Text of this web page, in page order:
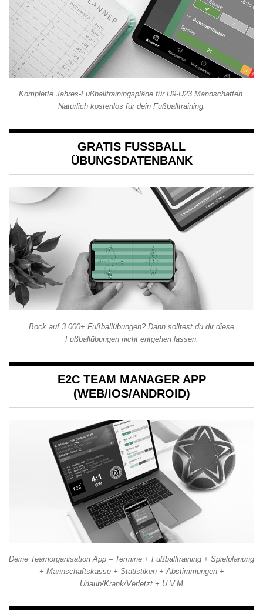
Komplette Jahres-Fußballtrainingspläne für U9-U23 Mannschaften.
Natürlich kostenlos für dein Fußballtraining.
GRATIS FUSSBALL Ü
BUNGSDATENBANK
Bock auf 3.000+ Fußballübungen? Dann solltest du dir diese
Fußballübungen nicht entgehen lassen.
E2C TEAM MANAGER APP
(WEB/IOS/ANDROID)
Deine Teamorganisation App – Termine + Fußballtraining + Spielplanung
+ Mannschaftskasse + Statistiken + Abstimmungen +
Urlaub/Krank/Verletzt + U.V.M